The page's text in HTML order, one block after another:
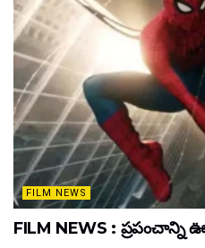
FILM NEWS
FILM NEWS : ప్రపంచాన్ని